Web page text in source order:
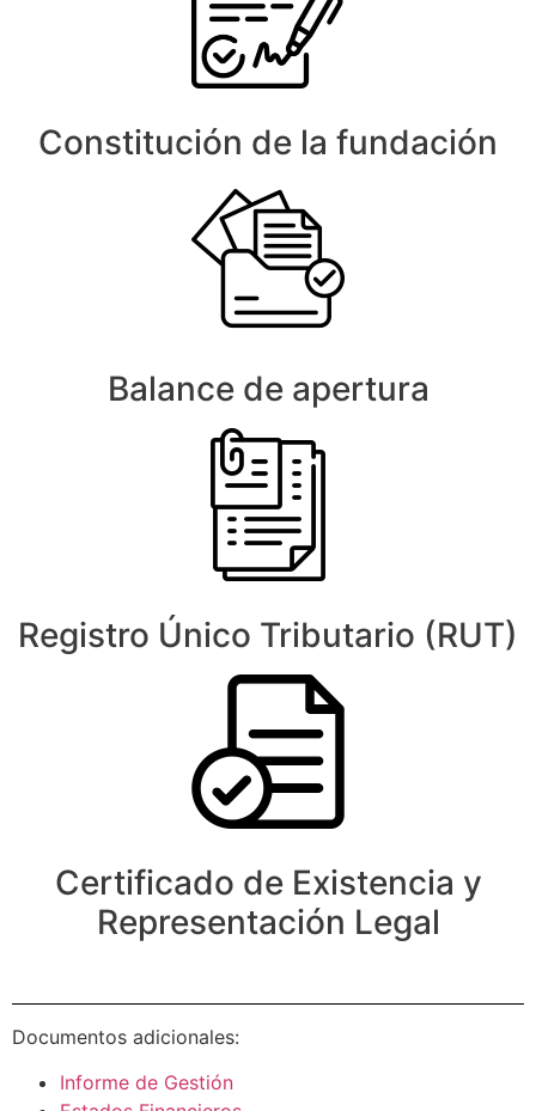
Constitución de la fundación
Balance de apertura
Registro Único Tributario (RUT)
Certificado de Existencia y
Representación Legal
Documentos adicionales:
Informe de Gestión